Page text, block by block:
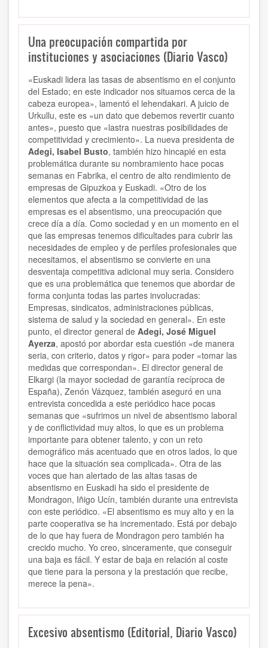
Una preocupación compartida por
instituciones y asociaciones (Diario Vasco)
«Euskadi lidera las tasas de absentismo en el conjunto
del Estado; en este indicador nos situamos cerca de la
cabeza europea», lamentó el lehendakari. A juicio de
Urkullu, este es «un dato que debemos revertir cuanto
antes», puesto que «lastra nuestras posibilidades de
competitividad y crecimiento». La nueva presidenta de
Adegi, Isabel Busto, también hizo hincapié en esta
problemática durante su nombramiento hace pocas
semanas en Fabrika, el centro de alto rendimiento de
empresas de Gipuzkoa y Euskadi. «Otro de los
elementos que afecta a la competitividad de las
empresas es el absentismo, una preocupación que
crece día a día. Como sociedad y en un momento en el
que las empresas tenemos dificultades para cubrir las
necesidades de empleo y de perfiles profesionales que
necesitamos, el absentismo se convierte en una
desventaja competitiva adicional muy seria. Considero
que es una problemática que tenemos que abordar de
forma conjunta todas las partes involucradas:
Empresas, sindicatos, administraciones públicas,
sistema de salud y la sociedad en general». En este
punto, el director general de Adegi, José Miguel
Ayerza, apostó por abordar esta cuestión «de manera
seria, con criterio, datos y rigor» para poder «tomar las
medidas que correspondan». El director general de
Elkargi (la mayor sociedad de garantía recíproca de
España), Zenón Vázquez, también aseguró en una
entrevista concedida a este periódico hace pocas
semanas que «sufrimos un nivel de absentismo laboral
y de conflictividad muy altos, lo que es un problema
importante para obtener talento, y con un reto
demográfico más acentuado que en otros lados, lo que
hace que la situación sea complicada». Otra de las
voces que han alertado de las altas tasas de
absentismo en Euskadi ha sido el presidente de
Mondragon, Iñigo Ucín, también durante una entrevista
con este periódico. «El absentismo es muy alto y en la
parte cooperativa se ha incrementado. Está por debajo
de lo que hay fuera de Mondragon pero también ha
crecido mucho. Yo creo, sinceramente, que conseguir
una baja es fácil. Y estar de baja en relación al coste
que tiene para la persona y la prestación que recibe,
merece la pena».
Excesivo absentismo (Editorial, Diario Vasco)